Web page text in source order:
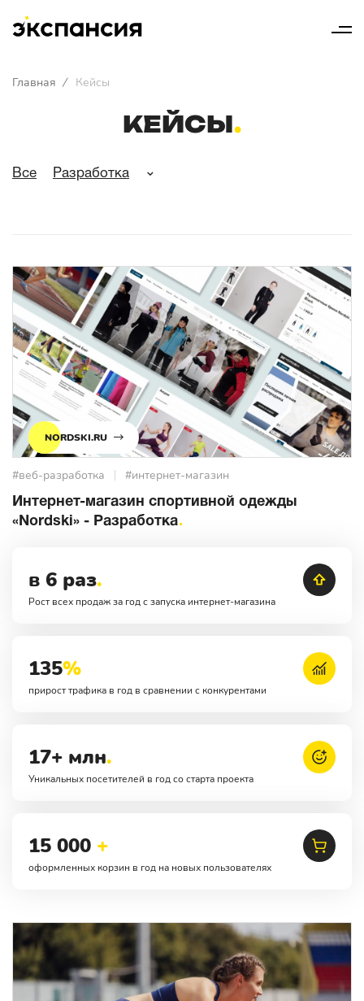
КЕЙСЫ
Главная / Кейсы
Все Разработка
NORDSKI.RU
#веб-разработка #интернет-магазин
Интернет-магазин спортивной одежды
«Nordski» - Разработка
в 6 раз.
Рост всех продаж за год с запуска интернет-магазина
135%
прирост трафика в год в сравнении с конкурентами
17+ млн.
Уникальных посетителей в год со старта проекта
15 000 +
оформленных корзин в год на новых пользователях